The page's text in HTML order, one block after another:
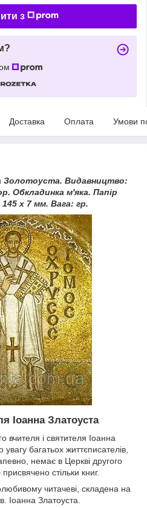
з
Доставка Оплата Умови
Видавництво:
Обкладинка м'яка. Папір
х 7 мм. Вага: гр.
Іоанна Златоуста
вчителя і святителя Іоанна
багатьох життєписателів,
немає в Церкві другого
стільки книг.
читачеві, складена на
Іоанна Златоуста.